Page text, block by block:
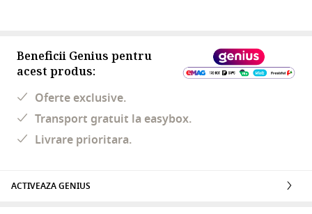
Beneficii Genius pentru
acest produs:
Oferte exclusive.
Transport gratuit la easybox.
Livrare prioritara.
ACTIVEAZA GENIUS